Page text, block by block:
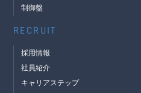
制御盤
RECRUIT
採用情報
社員紹介
キャリアステップ